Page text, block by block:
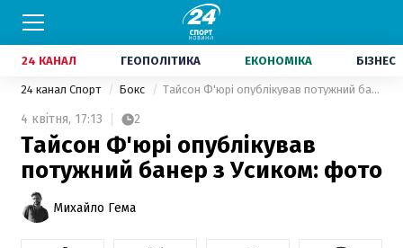
24 КАНАЛ ГЕОПОЛІТИКА ЕКОНОМІКА БІЗНЕС
24 канал Спорт Бокс Тайсон Ф'юрі опублікував потужний банер з Усиком: фото
4 квітня, 17:13 2
Тайсон Ф'юрі опублікував
потужний банер з Усиком: фото
Михайло Гема